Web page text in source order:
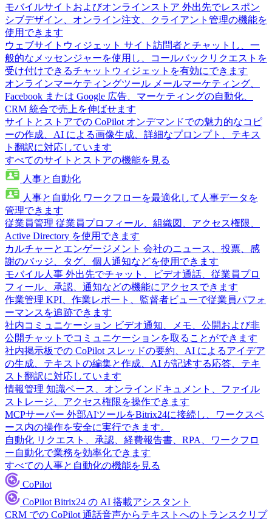
モバイルサイトおよびオンラインストア 外出先でレスポン
シブデザイン、オンライン注文、クライアント管理の機能を
使用できます
ウェブサイトウィジェット サイト訪問者とチャットし、一
般的なメッセンジャーを使用し、コールバックリクエストを
受け付けできるチャットウィジェットを有効にできます
オンラインマーケティングツール メールマーケティング、
Facebook または Google 広告、マーケティングの自動化、
CRM 統合で売上を伸ばせます
サイトとストアでの CoPilot オンデマンドでの魅力的なコピ
ーの作成、AI による画像生成、詳細なプロンプト、テキス
ト翻訳に対応しています
すべてのサイトとストアの機能を見る
人事と自動化
人事と自動化 ワークフローを最適化して人事データを
管理できます
従業員管理 従業員プロフィール、組織図、アクセス権限、
Active Directory を使用できます
カルチャーとエンゲージメント 会社のニュース、投票、感
謝のバッジ、タグ、個人通知などを使用できます
モバイル人事 外出先でチャット、ビデオ通話、従業員プロ
フィール、承認、通知などの機能にアクセスできます
作業管理 KPI、作業レポート、監督者ビューで従業員パフォ
ーマンスを追跡できます
社内コミュニケーション ビデオ通知、メモ、公開および非
公開チャットでコミュニケーションを取ることができます
社内掲示板での CoPilot スレッドの要約、AI によるアイデア
の生成、テキストの編集と作成、AI が記述する応答、テキ
スト翻訳に対応しています
情報管理 知識ベース、オンラインドキュメント、ファイル
ストレージ、アクセス権限を操作できます
MCPサーバー 外部AIツールをBitrix24に接続し、ワークスペ
ース内の操作を安全に実行できます。
自動化 リクエスト、承認、経費報告書、RPA、ワークフロ
ー自動化で業務を効率化できます
すべての人事と自動化の機能を見る
CoPilot
CoPilot Bitrix24 の AI 搭載アシスタント
CRM での CoPilot 通話音声からテキストへのトランスクリプ